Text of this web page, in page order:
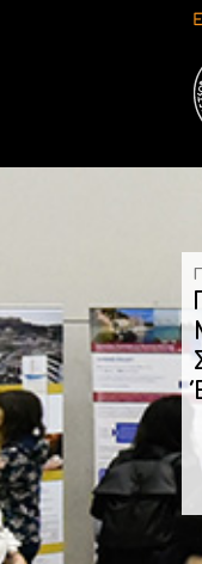
Παράκαμψη προς το κυρίως